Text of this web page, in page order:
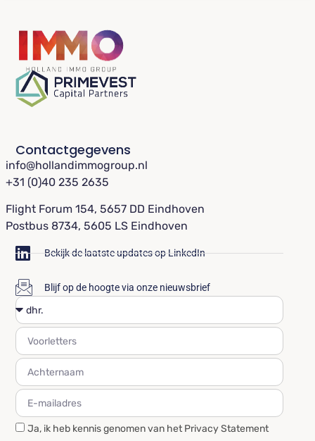
Contactgegevens
info@hollandimmogroup.nl
+31 (0)40 235 2635
Flight Forum 154, 5657 DD Eindhoven
Postbus 8734, 5605 LS Eindhoven
Bekijk de laatste updates op LinkedIn
Blijf op de hoogte via onze nieuwsbrief
Ja, ik heb kennis genomen van het Privacy Statement